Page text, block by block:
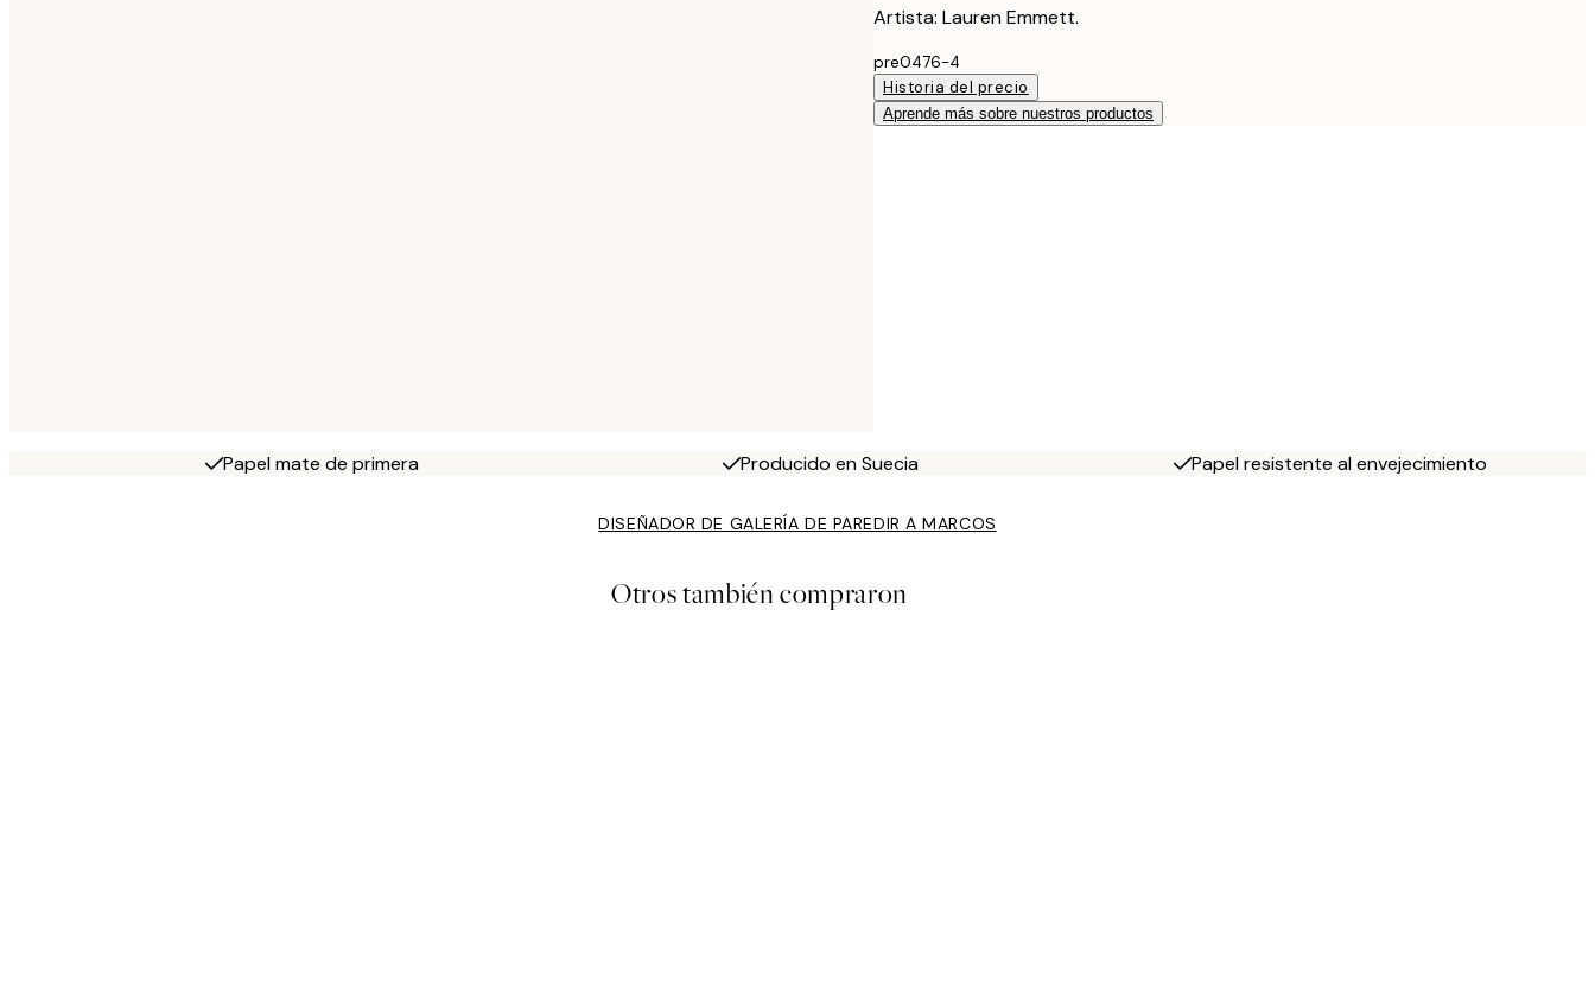
Artista: Lauren Emmett.
pre0476-4
Historia del precio
Aprende más sobre nuestros productos
Papel mate de primera Producido en Suecia Papel resistente al envejecimiento
DISEÑADOR DE GALERÍA DE PAREDIR A MARCOS
Otros también compraron